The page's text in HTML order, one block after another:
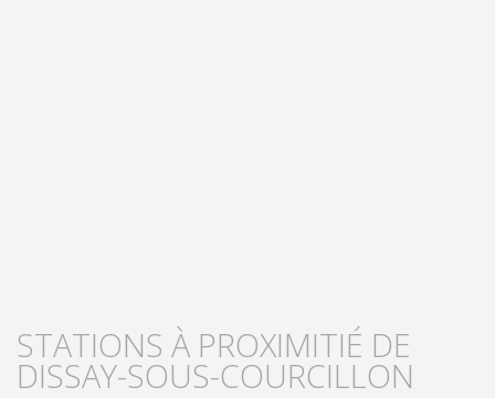
STATIONS À PROXIMITIÉ DE
DISSAY-SOUS-COURCILLON